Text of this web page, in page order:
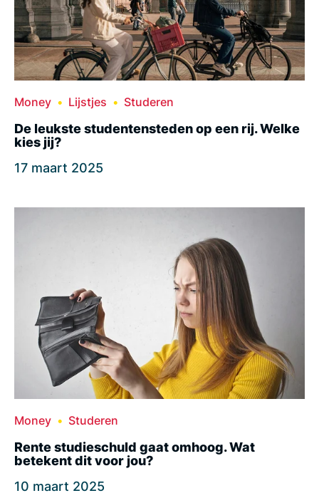
Money Lijstjes Studeren
De leukste studentensteden op een rij. Welke
kies jij?
17 maart 2025
Money Studeren
Rente studieschuld gaat omhoog. Wat
betekent dit voor jou?
10 maart 2025